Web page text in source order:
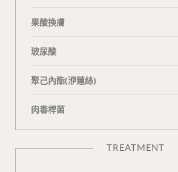
果酸換膚
玻尿酸
聚己內酯(洢蓮絲)
肉毒桿菌
TREATMENT